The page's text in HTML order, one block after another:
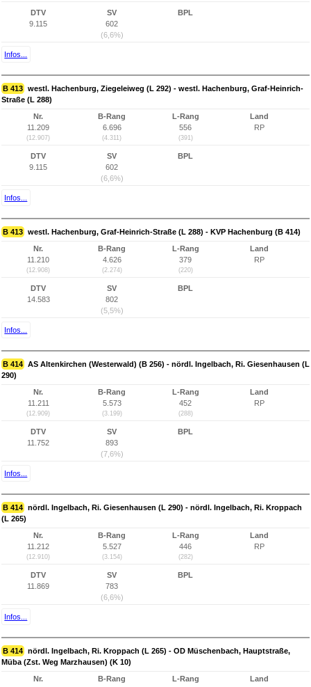
DTV
9.115
SV
602
(6,6%)
BPL
Infos...
B 413 westl. Hachenburg, Ziegeleiweg (L 292) - westl. Hachenburg, Graf-Heinrich-
Straße (L 288)
Nr.
11.209
(12.907)
B-Rang
6.696
(4.311)
L-Rang
556
(391)
Land
RP
DTV
9.115
SV
602
(6,6%)
BPL
Infos...
B 413 westl. Hachenburg, Graf-Heinrich-Straße (L 288) - KVP Hachenburg (B 414)
Nr.
11.210
(12.908)
B-Rang
4.626
(2.274)
L-Rang
379
(220)
Land
RP
DTV
14.583
SV
802
(5,5%)
BPL
Infos...
B 414 AS Altenkirchen (Westerwald) (B 256) - nördl. Ingelbach, Ri. Giesenhausen (L
290)
Nr.
11.211
(12.909)
B-Rang
5.573
(3.199)
L-Rang
452
(288)
Land
RP
DTV
11.752
SV
893
(7,6%)
BPL
Infos...
B 414 nördl. Ingelbach, Ri. Giesenhausen (L 290) - nördl. Ingelbach, Ri. Kroppach
(L 265)
Nr.
11.212
(12.910)
B-Rang
5.527
(3.154)
L-Rang
446
(282)
Land
RP
DTV
11.869
SV
783
(6,6%)
BPL
Infos...
B 414 nördl. Ingelbach, Ri. Kroppach (L 265) - OD Müschenbach, Hauptstraße,
Müba (Zst. Weg Marzhausen) (K 10)
Nr.
B-Rang
L-Rang
Land